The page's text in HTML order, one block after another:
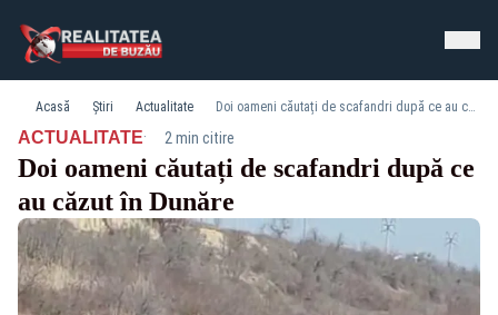
Acasă Știri Actualitate Doi oameni căutați de scafandri după ce au căzut în Dunăre
ACTUALITATE· 2 min citire
Doi oameni căutați de scafandri după ce
au căzut în Dunăre